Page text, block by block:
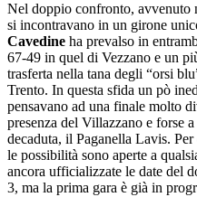
Nel doppio confronto, avvenuto
si incontravano in un girone
Cavedine ha prevalso in
67-49 in quel di Vezzano e un
trasferta nella tana degli “orsi
Trento. In questa sfida un pò
pensavano ad una finale molto
presenza del Villazzano e forse
decaduta, il Paganella Lavis.
le possibilità sono aperte a
ancora ufficializzate le date del
3, ma la prima gara è già in